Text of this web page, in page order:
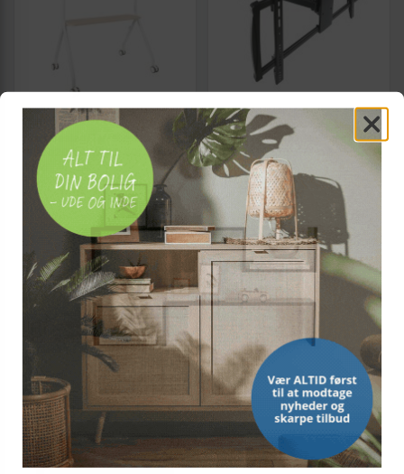
Vægbeslag/TV-stander TooQ
FS20207M-W 49-80" 50 kg,
hvid
(1)
1.088,-
Vis
Udsolgt
TOOQ
TV-vægbeslag med arm
TooQ LP75100TN-B 60"-100"
1.040,-
582,- Vis
Udsolgt